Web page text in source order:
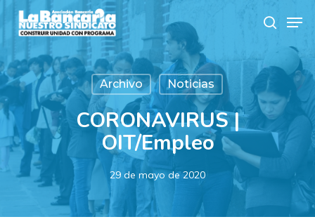
main
search
Archivo Noticias
CORONAVIRUS |
OIT/Empleo
29 de mayo de 2020